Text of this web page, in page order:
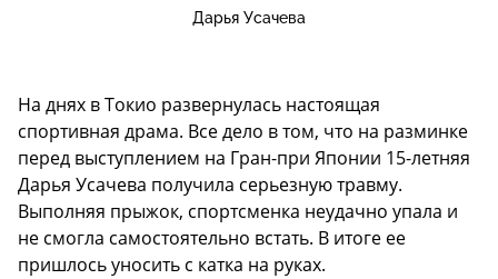
Дарья Усачева
На днях в Токио развернулась настоящая
спортивная драма. Все дело в том, что на разминке
перед выступлением на Гран-при Японии 15-летняя
Дарья Усачева получила серьезную травму.
Выполняя прыжок, спортсменка неудачно упала и
не смогла самостоятельно встать. В итоге ее
пришлось уносить с катка на руках.